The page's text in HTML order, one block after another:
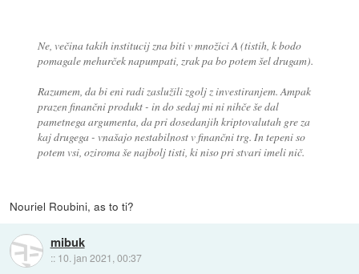
Ne, večina takih institucij zna biti v množici A (tistih, k bodo
pomagale mehurček napumpati, zrak pa bo potem šel drugam).
Razumem, da bi eni radi zaslužili zgolj z investiranjem. Ampak
prazen finančni produkt - in do sedaj mi ni nihče še dal
pametnega argumenta, da pri dosedanjih kriptovalutah gre za
kaj drugega - vnašajo nestabilnost v finančni trg. In tepeni so
potem vsi, oziroma še najbolj tisti, ki niso pri stvari imeli nič.
Nouriel Roubini, as to ti?
mibuk
:: 10. jan 2021, 00:37